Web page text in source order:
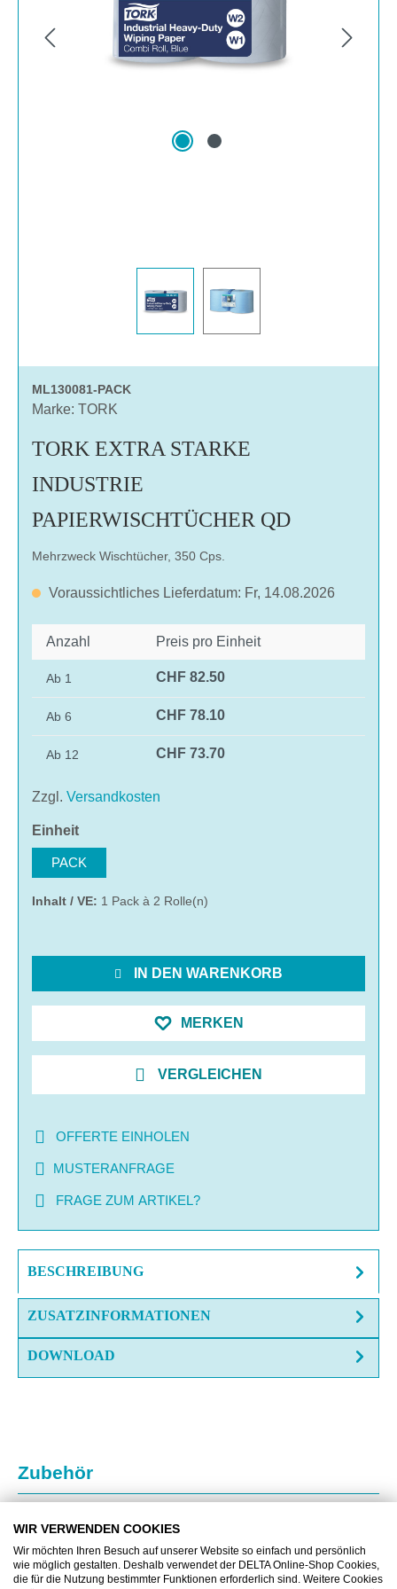
ML130081-PACK
Marke: TORK
TORK EXTRA STARKE
INDUSTRIE
PAPIERWISCHTÜCHER QD
Mehrzweck Wischtücher, 350 Cps.
Voraussichtliches Lieferdatum: Fr, 14.08.2026
Anzahl Preis pro Einheit
Ab 1 CHF 82.50
Ab 6 CHF 78.10
Ab 12 CHF 73.70
Zzgl. Versandkosten
Einheitauswählen
PACK
Inhalt / VE: 1 Pack à 2 Rolle(n)
IN DEN WARENKORB
MERKEN
VERGLEICHEN
OFFERTE EINHOLEN
MUSTERANFRAGE
FRAGE ZUM ARTIKEL?
BESCHREIBUNG
ZUSATZINFORMATIONEN
DOWNLOAD
Produktgalerie überspringen
Zubehör
WIR VERWENDEN COOKIES
Wir möchten Ihren Besuch auf unserer Website so einfach und persönlich
wie möglich gestalten. Deshalb verwendet der DELTA Online-Shop Cookies,
die für die Nutzung bestimmter Funktionen erforderlich sind. Weitere Cookies